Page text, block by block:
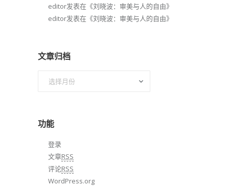
editor发表在《刘晓波：审美与人的自由》
editor发表在《刘晓波：审美与人的自由》
文章归档
功能
登录
文章RSS
评论RSS
WordPress.org